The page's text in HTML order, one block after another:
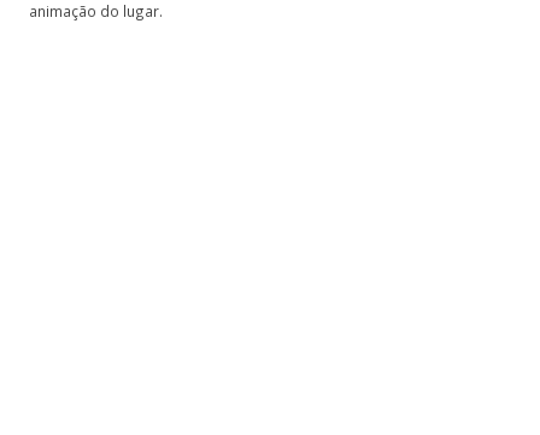
animação do lugar.